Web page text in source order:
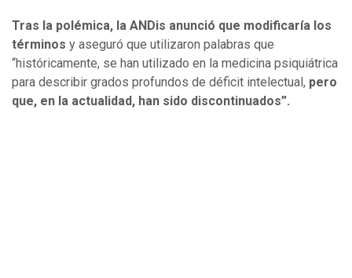
Tras la polémica, la ANDis anunció que modificaría los
términos y aseguró que utilizaron palabras que
“históricamente, se han utilizado en la medicina psiquiátrica
para describir grados profundos de déficit intelectual, pero
que, en la actualidad, han sido discontinuados”.